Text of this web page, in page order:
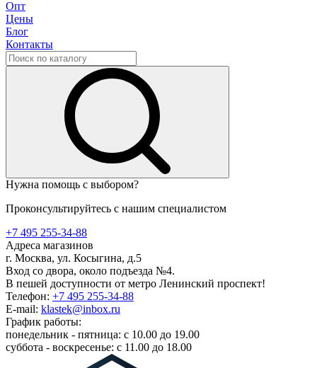
Опт
Цены
Блог
Контакты
Нужна помощь с выбором?
Проконсультируйтесь с нашим специалистом
+7 495 255-34-88
Адреса магазинов
г. Москва, ул. Косыгина, д.5
Вход со двора, около подъезда №4.
В пешей доступности от метро Ленинский проспект!
Телефон: +7 495 255-34-88
E-mail: klastek@inbox.ru
График работы:
понедельник - пятница: с 10.00 до 19.00
суббота - воскресенье: с 11.00 до 18.00